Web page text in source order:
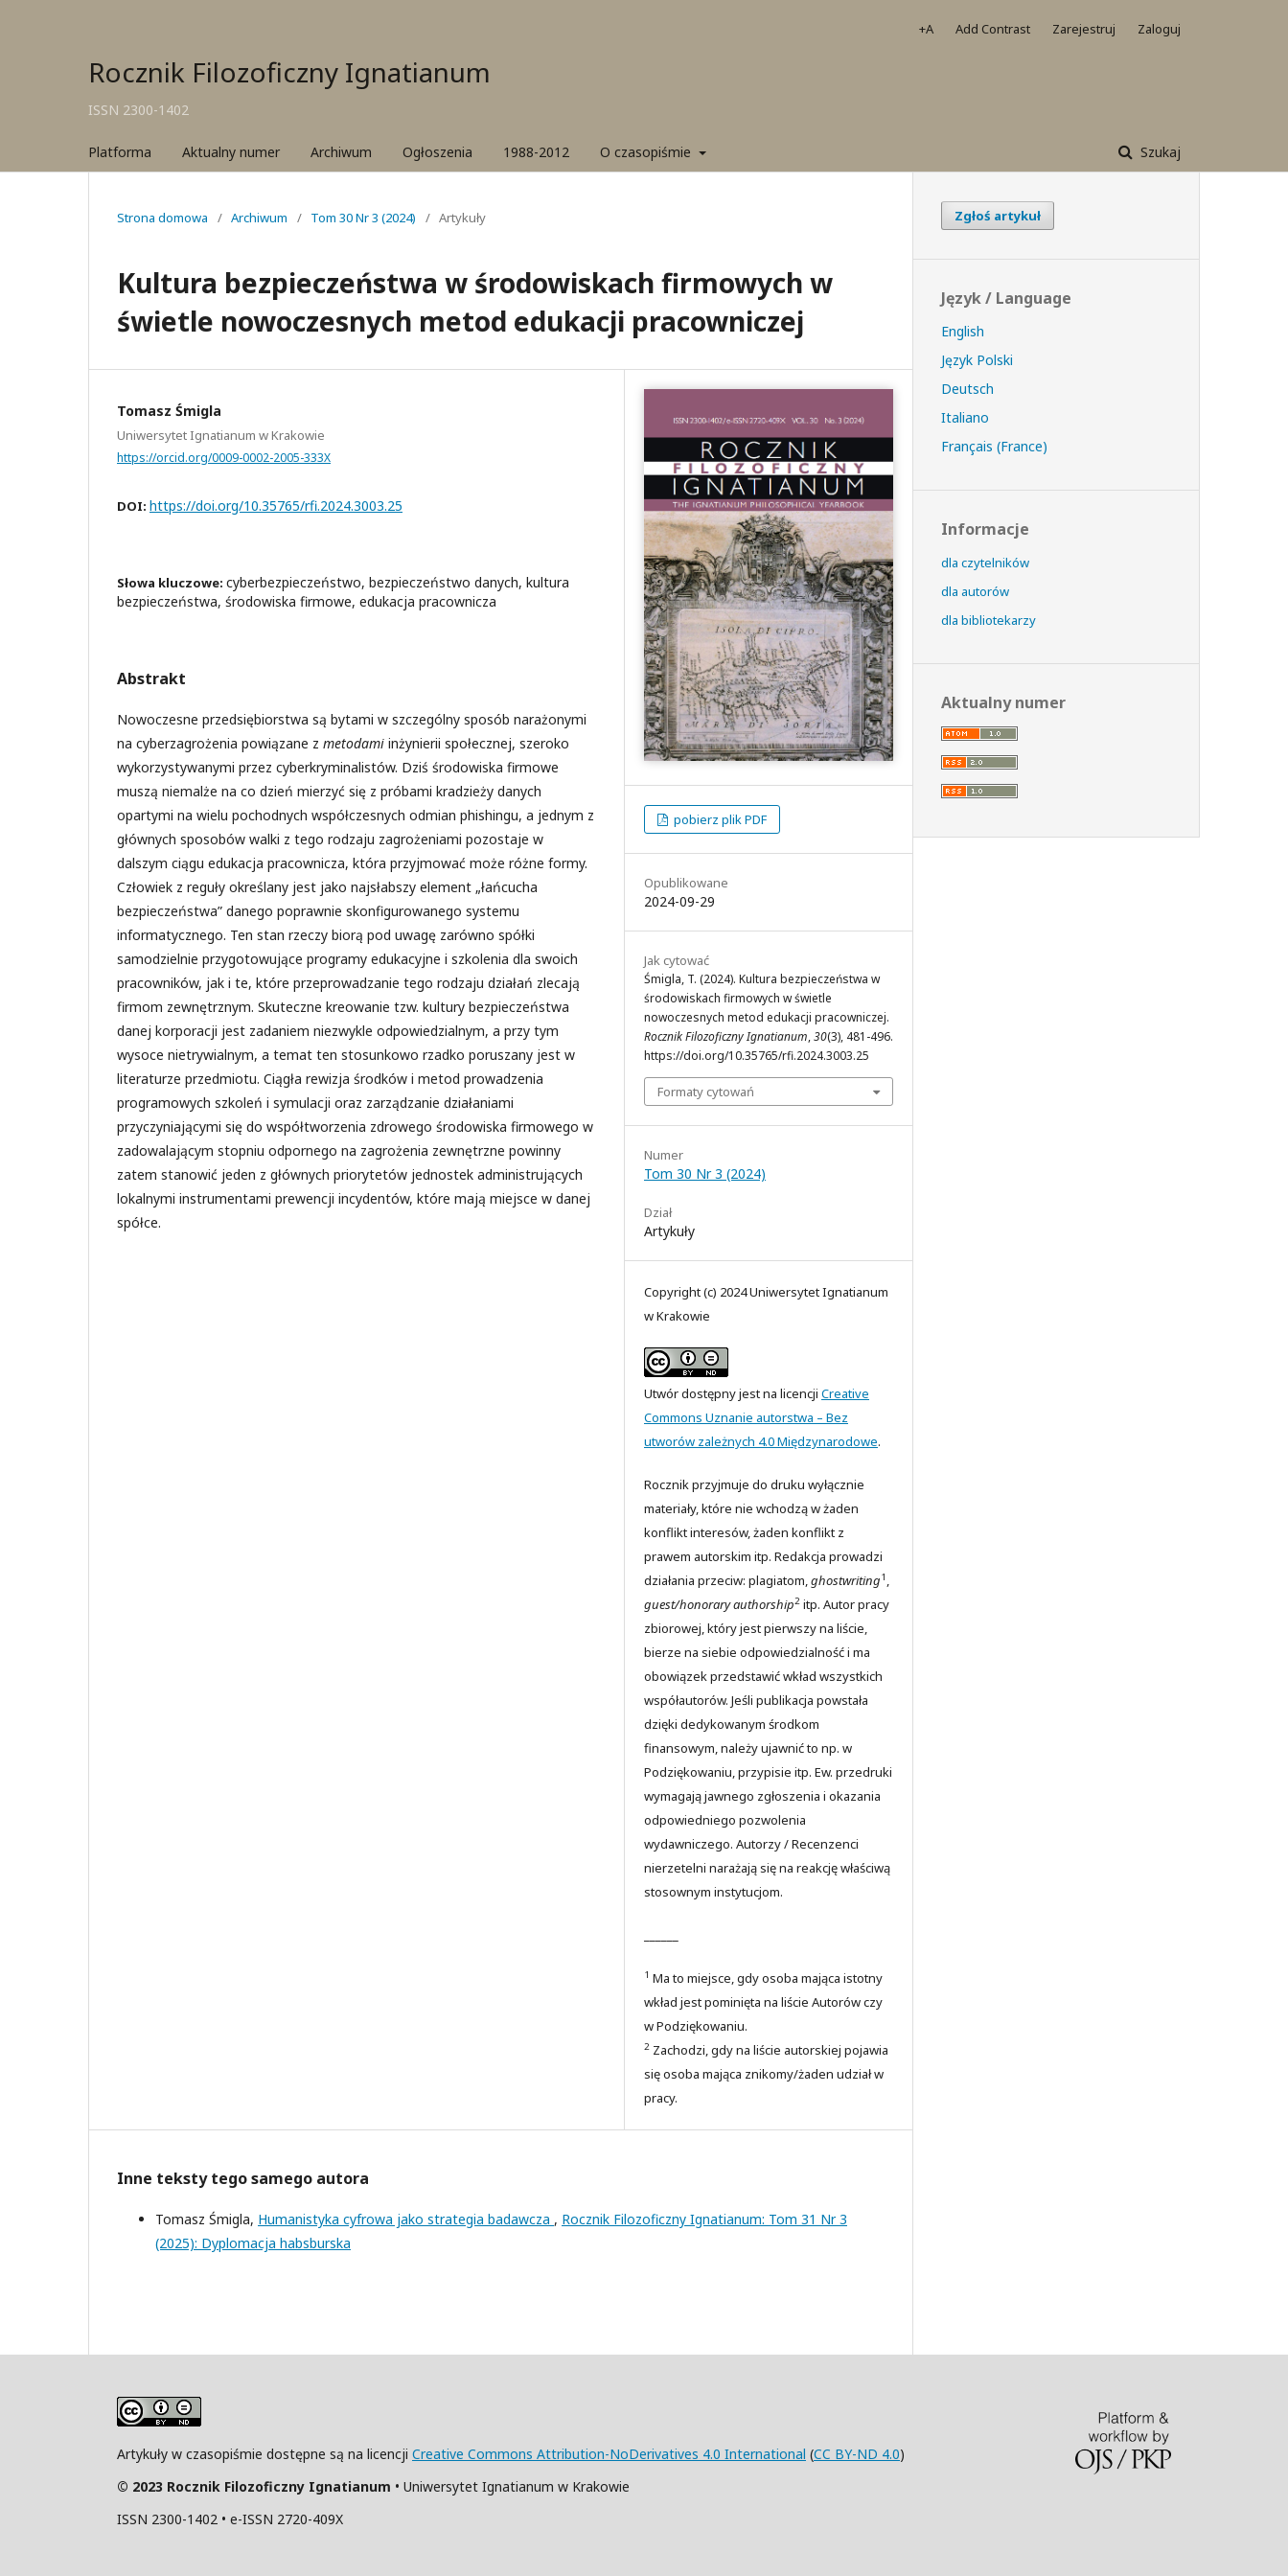
Rocznik Filozoficzny Ignatianum
ISSN 2300-1402
Platforma Aktualny numer Archiwum Ogłoszenia 1988-2012 O czasopiśmie Szukaj
+A Add Contrast Zarejestruj Zaloguj
Strona domowa / Archiwum / Tom 30 Nr 3 (2024) / Artykuły
Kultura bezpieczeństwa w środowiskach firmowych w
świetle nowoczesnych metod edukacji pracowniczej
Tomasz Śmigla
Uniwersytet Ignatianum w Krakowie
https://orcid.org/0009-0002-2005-333X
DOI: https://doi.org/10.35765/rfi.2024.3003.25
Słowa kluczowe: cyberbezpieczeństwo, bezpieczeństwo danych, kultura
bezpieczeństwa, środowiska firmowe, edukacja pracownicza
Abstrakt
Nowoczesne przedsiębiorstwa są bytami w szczególny sposób narażonymi
na cyberzagrożenia powiązane z metodami inżynierii społecznej, szeroko
wykorzystywanymi przez cyberkryminalistów. Dziś środowiska firmowe
muszą niemalże na co dzień mierzyć się z próbami kradzieży danych
opartymi na wielu pochodnych współczesnych odmian phishingu, a jednym z
głównych sposobów walki z tego rodzaju zagrożeniami pozostaje w
dalszym ciągu edukacja pracownicza, która przyjmować może różne formy.
Człowiek z reguły określany jest jako najsłabszy element „łańcucha
bezpieczeństwa” danego poprawnie skonfigurowanego systemu
informatycznego. Ten stan rzeczy biorą pod uwagę zarówno spółki
samodzielnie przygotowujące programy edukacyjne i szkolenia dla swoich
pracowników, jak i te, które przeprowadzanie tego rodzaju działań zlecają
firmom zewnętrznym. Skuteczne kreowanie tzw. kultury bezpieczeństwa
danej korporacji jest zadaniem niezwykle odpowiedzialnym, a przy tym
wysoce nietrywialnym, a temat ten stosunkowo rzadko poruszany jest w
literaturze przedmiotu. Ciągła rewizja środków i metod prowadzenia
programowych szkoleń i symulacji oraz zarządzanie działaniami
przyczyniającymi się do współtworzenia zdrowego środowiska firmowego w
zadowalającym stopniu odpornego na zagrożenia zewnętrzne powinny
zatem stanowić jeden z głównych priorytetów jednostek administrujących
lokalnymi instrumentami prewencji incydentów, które mają miejsce w danej
spółce.
pobierz plik PDF
Opublikowane
2024-09-29
Jak cytować
Śmigla, T. (2024). Kultura bezpieczeństwa w
środowiskach firmowych w świetle
nowoczesnych metod edukacji pracowniczej.
Rocznik Filozoficzny Ignatianum,30(3), 481-496.
https://doi.org/10.35765/rfi.2024.3003.25
Formaty cytowań
Numer
Tom 30 Nr 3 (2024)
Dział
Artykuły
Copyright (c) 2024 Uniwersytet Ignatianum
w Krakowie
Utwór dostępny jest na licencji Creative
Commons Uznanie autorstwa – Bez
utworów zależnych 4.0 Międzynarodowe.
Rocznik przyjmuje do druku wyłącznie
materiały, które nie wchodzą w żaden
konflikt interesów, żaden konflikt z
prawem autorskim itp. Redakcja prowadzi
działania przeciw: plagiatom,ghostwriting1 ,
guest/honorary authorship2 itp. Autor pracy
zbiorowej, który jest pierwszy na liście,
bierze na siebie odpowiedzialność i ma
obowiązek przedstawić wkład wszystkich
współautorów. Jeśli publikacja powstała
dzięki dedykowanym środkom
finansowym, należy ujawnić to np. w
Podziękowaniu, przypisie itp. Ew. przedruki
wymagają jawnego zgłoszenia i okazania
odpowiedniego pozwolenia
wydawniczego. Autorzy / Recenzenci
nierzetelni narażają się na reakcję właściwą
stosownym instytucjom.
1 Ma to miejsce, gdy osoba mająca istotny
wkład jest pominięta na liście Autorów czy
w Podziękowaniu.
2 Zachodzi, gdy na liście autorskiej pojawia
się osoba mająca znikomy/żaden udział w
pracy.
Inne teksty tego samego autora
Tomasz Śmigla, Humanistyka cyfrowa jako strategia badawcza , Rocznik Filozoficzny Ignatianum: Tom 31 Nr 3
(2025): Dyplomacja habsburska
Zgłoś artykuł
Język / Language
English
Język Polski
Deutsch
Italiano
Français (France)
Informacje
dla czytelników
dla autorów
dla bibliotekarzy
Aktualny numer
Artykuły w czasopiśmie dostępne są na licencji Creative Commons Attribution-NoDerivatives 4.0 International (CC BY-ND 4.0)
© 2023 Rocznik Filozoficzny Ignatianum • Uniwersytet Ignatianum w Krakowie
ISSN 2300-1402 • e-ISSN 2720-409X